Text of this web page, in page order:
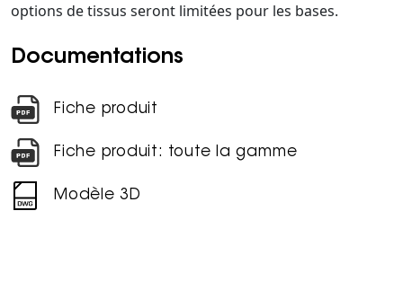
options de tissus seront limitées pour les bases.
Documentations
Fiche produit
Fiche produit: toute la gamme
Modèle 3D